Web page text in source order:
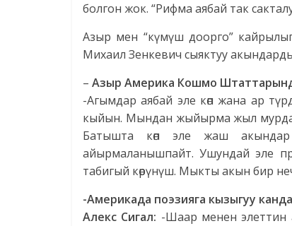
болгон жок. “Рифма аябай так
Азыр мен “күмүш доорго”
Михаил Зенкевич сыяктуу
– Азыр Америка Кошмо
-Агымдар аябай эле көп жана ар
кыйын. Мындан жыйырма жыл мурда
Батышта көп эле жаш
айырмаланышпайт. Ушундай эле
табигый көрүнүш. Мыкты акын бир
-Америкада поэзияга кызыгуу
Алекс Сигал: -Шаар менен элеттин